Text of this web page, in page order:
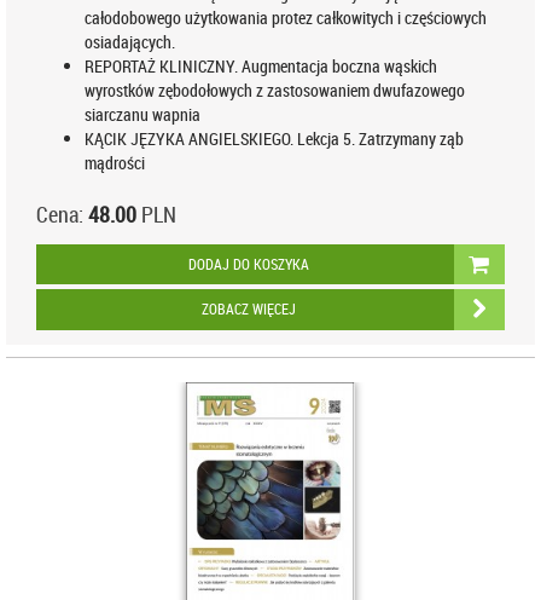
całodobowego użytkowania protez całkowitych i częściowych
osiadających.
REPORTAŻ KLINICZNY. Augmentacja boczna wąskich
wyrostków zębodołowych z zastosowaniem dwufazowego
siarczanu wapnia
KĄCIK JĘZYKA ANGIELSKIEGO. Lekcja 5. Zatrzymany ząb
mądrości
Cena: 48.00 PLN
DODAJ DO KOSZYKA
ZOBACZ WIĘCEJ